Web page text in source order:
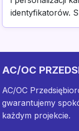
identyfikatorów.
AC/OC
AC/OC
gwarantujemy
każdym projekcie.